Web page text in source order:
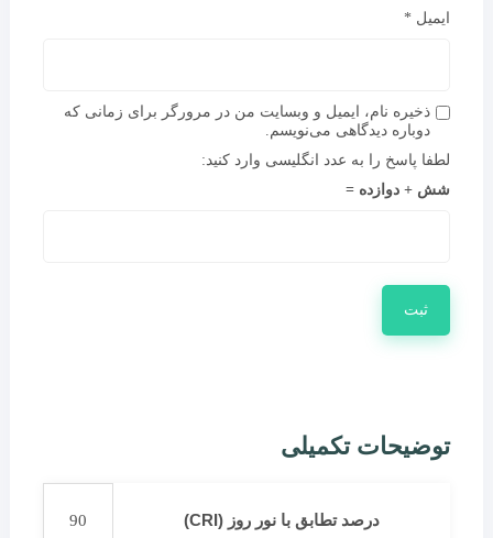
توضیحات تکمیلی
درصد تطابق با نور روز (CRI) 90
ایمیل *
ذخیره نام، ایمیل و وبسایت من در مرورگر برای زمانی که
دوباره دیدگاهی می‌نویسم.
لطفا پاسخ را به عدد انگلیسی وارد کنید:
شش + دوازده =